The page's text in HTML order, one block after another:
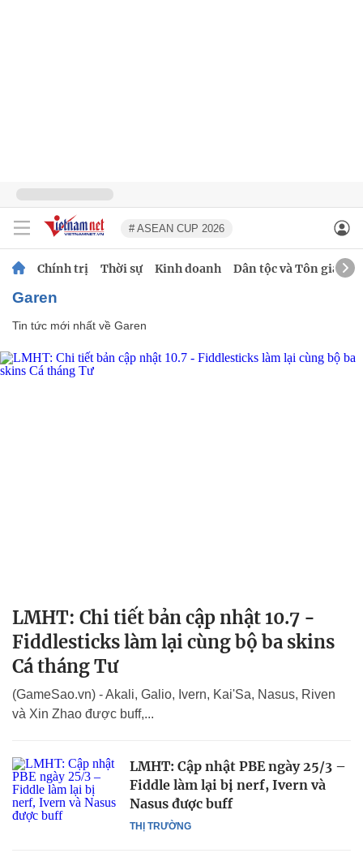
# ASEAN CUP 2026
Chính trị Thời sự Kinh doanh Dân tộc và Tôn giáo
Garen
Tin tức mới nhất về Garen
LMHT: Chi tiết bản cập nhật 10.7 -
Fiddlesticks làm lại cùng bộ ba skins
Cá tháng Tư
(GameSao.vn) - Akali, Galio, Ivern, Kai'Sa, Nasus, Riven
và Xin Zhao được buff,...
THỊ TRƯỜNG
LMHT: Cập nhật PBE ngày 25/3 –
Fiddle làm lại bị nerf, Ivern và
Nasus được buff